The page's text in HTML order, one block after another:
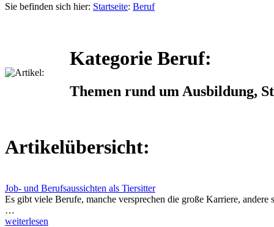
Sie befinden sich hier: Startseite: Beruf
Kategorie Beruf:
Themen rund um Ausbildung,
Artikelübersicht:
Job- und Berufsaussichten als Tiersitter
Es gibt viele Berufe, manche versprechen die große Karriere,
…
weiterlesen